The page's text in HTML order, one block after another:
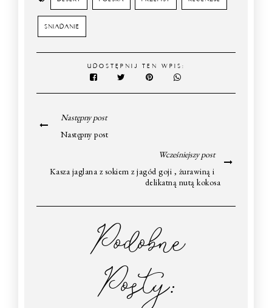
SNIADANIE
UDOSTĘPNIJ TEN WPIS:
Następny post
Następny post
Wcześniejszy post
Kasza jaglana z sokiem z jagód goji , żurawiną i
delikatną nutą kokosa
Podobne
Posty: